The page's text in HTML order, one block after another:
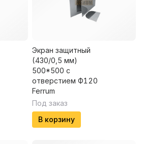
Экран защитный
(430/0,5 мм)
500*500 с
отверстием Ф120
Ferrum
Под заказ
В корзину